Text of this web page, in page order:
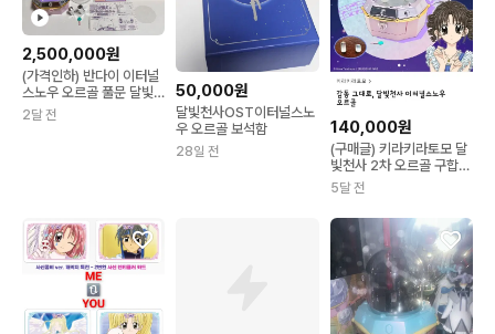
2,500,000원
(가격인하) 반다이 이터널
스노우 오르골 풀문 달빛
천사 오르골
2달 전
50,000원
달빛천사OST이터널스노
우 오르골 보석함
28일 전
140,000원
(구매글) 키라키라토모 달
빛천사 2차 오르골 구합니
다.
5달 전